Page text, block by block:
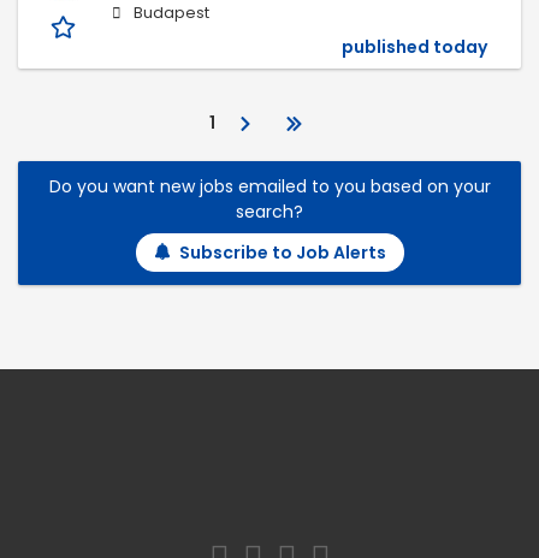
Budapest
published today
1
Do you want new jobs emailed to you based on your
search?
Subscribe to Job Alerts